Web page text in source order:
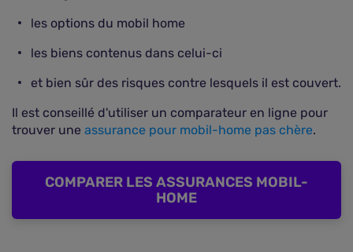
les options du mobil home
les biens contenus dans celui-ci
et bien sûr des risques contre lesquels il est couvert.
Il est conseillé d'utiliser un comparateur en ligne pour
trouver une assurance pour mobil-home pas chère.
COMPARER LES ASSURANCES MOBIL-
HOME